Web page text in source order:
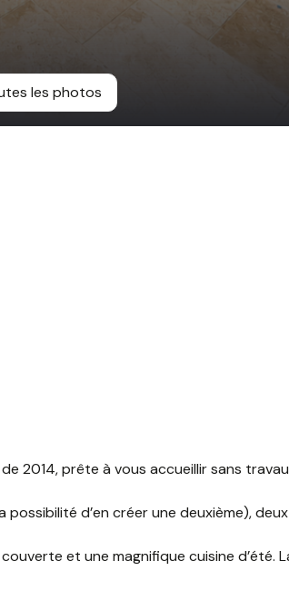
les photos
2014, prête à vous accueillir sans
d’en créer une deuxième),
et une magnifique cuisine d’été.